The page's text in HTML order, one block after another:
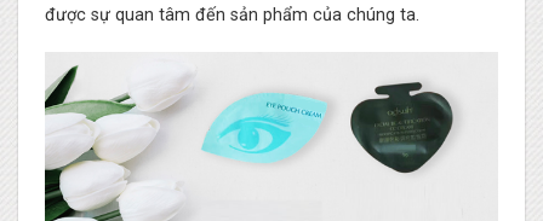
được sự quan tâm đến sản phẩm của chúng ta.